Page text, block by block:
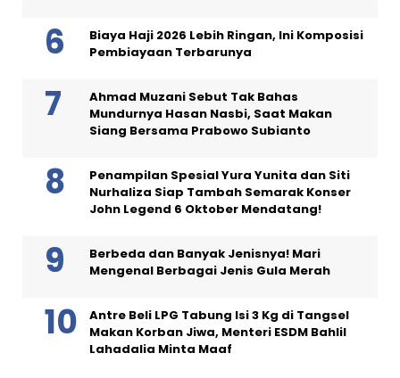
Biaya Haji 2026 Lebih Ringan, Ini Komposisi
Pembiayaan Terbarunya
Ahmad Muzani Sebut Tak Bahas
Mundurnya Hasan Nasbi, Saat Makan
Siang Bersama Prabowo Subianto
Penampilan Spesial Yura Yunita dan Siti
Nurhaliza Siap Tambah Semarak Konser
John Legend 6 Oktober Mendatang!
Berbeda dan Banyak Jenisnya! Mari
Mengenal Berbagai Jenis Gula Merah
Antre Beli LPG Tabung Isi 3 Kg di Tangsel
Makan Korban Jiwa, Menteri ESDM Bahlil
Lahadalia Minta Maaf